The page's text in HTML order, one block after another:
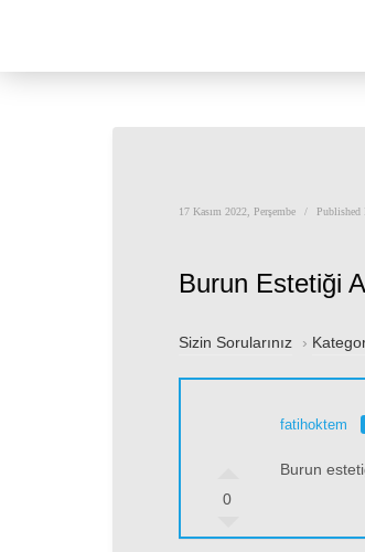
17 Kasım 2022, Perşembe / Published
Burun Estetiği
Sizin Sorularınız ›
0
fatihoktem
Burun